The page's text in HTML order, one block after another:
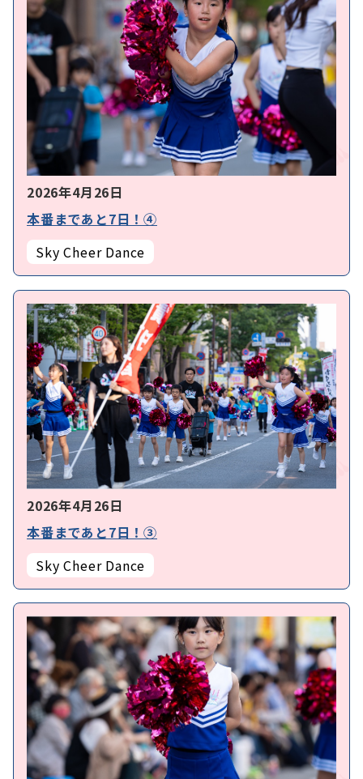
2026年4月26日
本番まであと7日！④
Sky Cheer Dance
2026年4月26日
本番まであと7日！③
Sky Cheer Dance